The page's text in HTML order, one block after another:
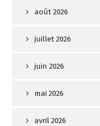
août 2026
juillet 2026
juin 2026
mai 2026
avril 2026